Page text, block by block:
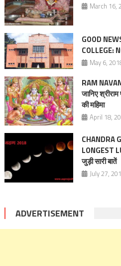
March 16,
GOOD
COLLEGE:
May 6,
RAM
जानिए
की महिमा
April 18,
CHANDRA
LONGEST
जुड़ी सारी बातें
July 27,
ADVERTISEMENT